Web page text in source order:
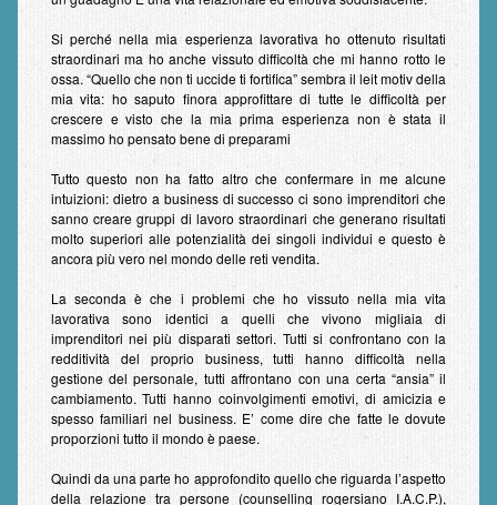
Nota Legale
Si perché nella mia esperienza lavorativa ho ottenuto risultati
straordinari ma ho anche vissuto difficoltà che mi hanno rotto le
ossa. “Quello che non ti uccide ti fortifica” sembra il leit motiv della
mia vita: ho saputo finora approfittare di tutte le difficoltà per
crescere e visto che la mia prima esperienza non è stata il
massimo ho pensato bene di preparami
Tutto questo non ha fatto altro che confermare in me alcune
intuizioni: dietro a business di successo ci sono imprenditori che
sanno creare gruppi di lavoro straordinari che generano risultati
molto superiori alle potenzialità dei singoli individui e questo è
ancora più vero nel mondo delle reti vendita.
La seconda è che i problemi che ho vissuto nella mia vita
lavorativa sono identici a quelli che vivono migliaia di
imprenditori nei più disparati settori. Tutti si confrontano con la
redditività del proprio business, tutti hanno difficoltà nella
gestione del personale, tutti affrontano con una certa “ansia” il
cambiamento. Tutti hanno coinvolgimenti emotivi, di amicizia e
spesso familiari nel business. E’ come dire che fatte le dovute
proporzioni tutto il mondo è paese.
Quindi da una parte ho approfondito quello che riguarda l’aspetto
della relazione tra persone (counselling rogersiano I.A.C.P.),